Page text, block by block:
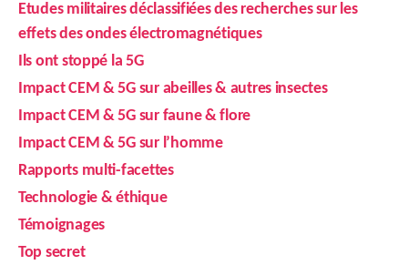
Etudes militaires déclassifiées des recherches sur les
effets des ondes électromagnétiques
Ils ont stoppé la 5G
Impact CEM & 5G sur abeilles & autres insectes
Impact CEM & 5G sur faune & flore
Impact CEM & 5G sur l’homme
Rapports multi-facettes
Technologie & éthique
Témoignages
Top secret